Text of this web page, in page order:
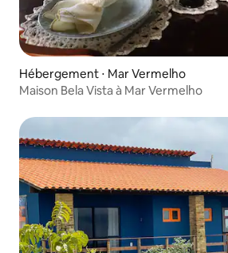
Hébergement ⋅ Mar Vermelho
Maison Bela Vista à Mar Vermelho